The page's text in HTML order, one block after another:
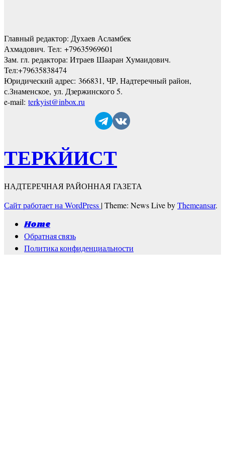
Главный редактор: Духаев Асламбек
Ахмадович. Тел: +79635969601
Зам. гл. редактора: Итраев Шааран Хумаидович.
Тел:+79635838474
Юридический адрес: 366831, ЧР, Надтеречный район,
с.Знаменское, ул. Дзержинского 5.
e-mail: terkyist@inbox.ru
ТЕРКЙИСТ
НАДТЕРЕЧНАЯ РАЙОННАЯ ГАЗЕТА
Сайт работает на WordPress |Theme: News Live byThemeansar.
Home
Обратная связь
Политика конфиденциальности